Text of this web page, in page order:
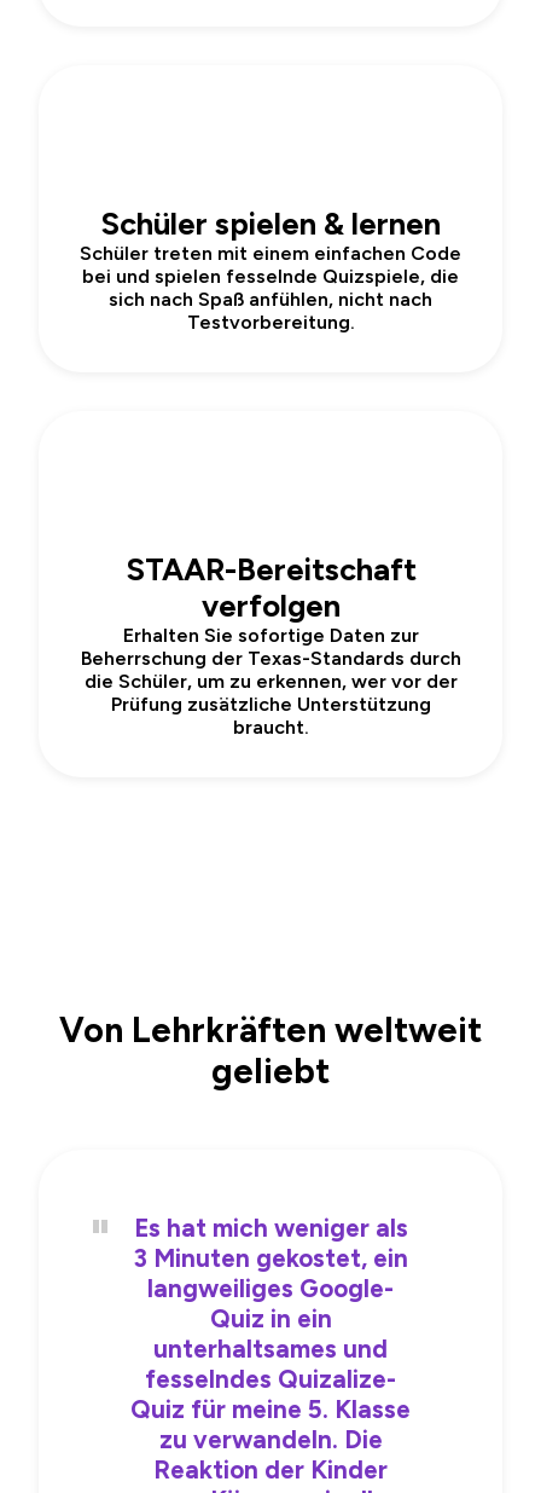
Schüler spielen & lernen
Schüler treten mit einem einfachen Code
bei und spielen fesselnde Quizspiele, die
sich nach Spaß anfühlen, nicht nach
Testvorbereitung.
STAAR-Bereitschaft
verfolgen
Erhalten Sie sofortige Daten zur
Beherrschung der Texas-Standards durch
die Schüler, um zu erkennen, wer vor der
Prüfung zusätzliche Unterstützung
braucht.
Von Lehrkräften weltweit
geliebt
Es hat mich weniger als
3 Minuten gekostet, ein
langweiliges Google-
Quiz in ein
unterhaltsames und
fesselndes Quizalize-
Quiz für meine 5. Klasse
zu verwandeln. Die
Reaktion der Kinder